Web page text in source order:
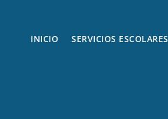
INICIO SERVICIOS ESCOLARES